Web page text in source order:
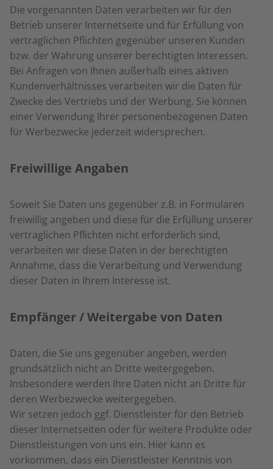
Die vorgenannten Daten verarbeiten wir für den
Betrieb unserer Internetseite und für Erfüllung von
vertraglichen Pflichten gegenüber unseren Kunden
bzw. der Wahrung unserer berechtigten Interessen.
Bei Anfragen von Ihnen außerhalb eines aktiven
Kundenverhältnisses verarbeiten wir die Daten für
Zwecke des Vertriebs und der Werbung. Sie können
einer Verwendung Ihrer personenbezogenen Daten
für Werbezwecke jederzeit widersprechen.
Freiwillige Angaben
Soweit Sie Daten uns gegenüber z.B. in Formularen
freiwillig angeben und diese für die Erfüllung unserer
vertraglichen Pflichten nicht erforderlich sind,
verarbeiten wir diese Daten in der berechtigten
Annahme, dass die Verarbeitung und Verwendung
dieser Daten in Ihrem Interesse ist.
Empfänger / Weitergabe von Daten
Daten, die Sie uns gegenüber angeben, werden
grundsätzlich nicht an Dritte weitergegeben.
Insbesondere werden Ihre Daten nicht an Dritte für
deren Werbezwecke weitergegeben.
Wir setzen jedoch ggf. Dienstleister für den Betrieb
dieser Internetseiten oder für weitere Produkte oder
Dienstleistungen von uns ein. Hier kann es
vorkommen, dass ein Dienstleister Kenntnis von